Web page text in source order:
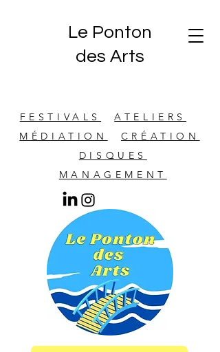
Le Ponton
des Arts
FESTIVALS
ATELIERS
MÉDIATION
CRÉATION
DISQUES
MANAGEMENT